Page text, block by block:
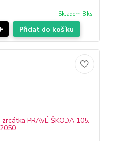
Skladem 8 ks
Přidat do košíku